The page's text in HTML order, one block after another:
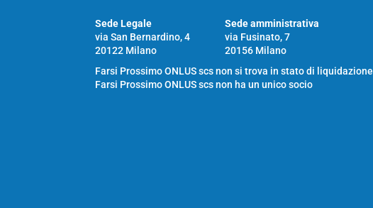
Sede Legale
via San Bernardino, 4
20122 Milano
Sede amministrativa
via Fusinato, 7
20156 Milano
Farsi Prossimo ONLUS scs non si trova in stato di liquidazione
Farsi Prossimo ONLUS scs non ha un unico socio